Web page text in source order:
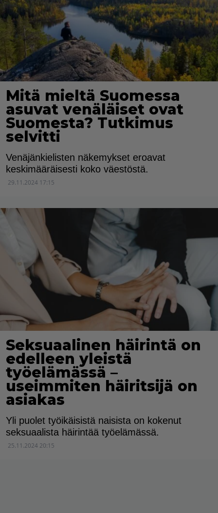
Mitä mieltä Suomessa
asuvat venäläiset ovat
Suomesta? Tutkimus
selvitti
Venäjänkielisten näkemykset eroavat
keskimääräisesti koko väestöstä.
29.11.2024 17:15
Seksuaalinen häirintä on
edelleen yleistä
työelämässä –
useimmiten häiritsijä on
asiakas
Yli puolet työikäisistä naisista on kokenut
seksuaalista häirintää työelämässä.
25.11.2024 20:15